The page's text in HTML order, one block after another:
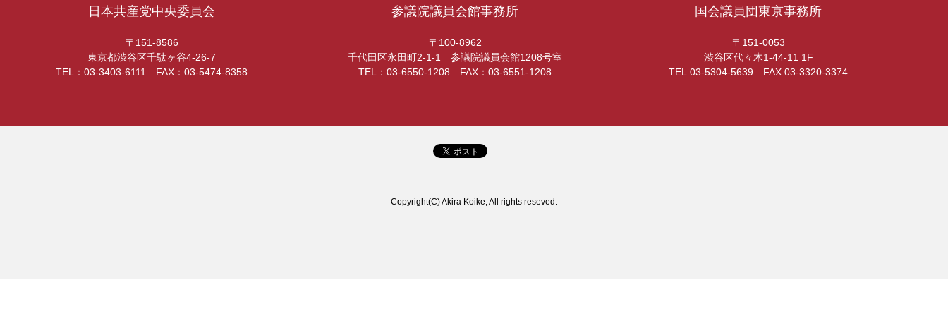
日本共産党中央委員会
〒151-8586
東京都渋谷区千駄ヶ谷4-26-7
TEL：03-3403-6111 FAX：03-5474-8358
参議院議員会館事務所
〒100-8962
千代田区永田町2-1-1 参議院議員会館1208号室
TEL：03-6550-1208 FAX：03-6551-1208
国会議員団東京事務所
〒151-0053
渋谷区代々木1-44-11 1F
TEL:03-5304-5639 FAX:03-3320-3374
Copyright(C) Akira Koike, All rights reseved.